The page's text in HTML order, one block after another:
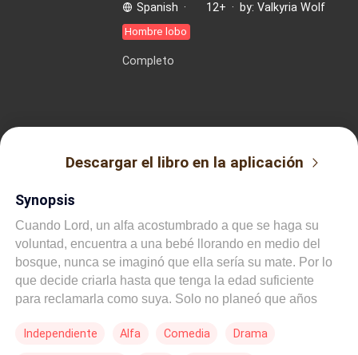
Spanish · 12+ · by: Valkyria Wolf
Hombre lobo
Completo
Descargar el libro en la aplicación
Synopsis
Cuando Lord, un alfa acostumbrado a que se haga su
voluntad, encuentra a una bebé llorando en medio del
bosque, nunca se imaginó que ella sería su mate. Por lo
que decide criarla hasta que tenga la edad suficiente
para reclamarla como suya. Solo no planeó que años
su rastro, pero él haría cualquier cosa para recuperarla.
Independiente Alfa Comedia Drama